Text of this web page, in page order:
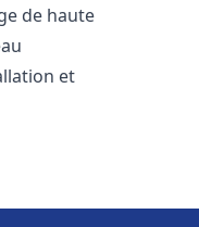
de haute
et